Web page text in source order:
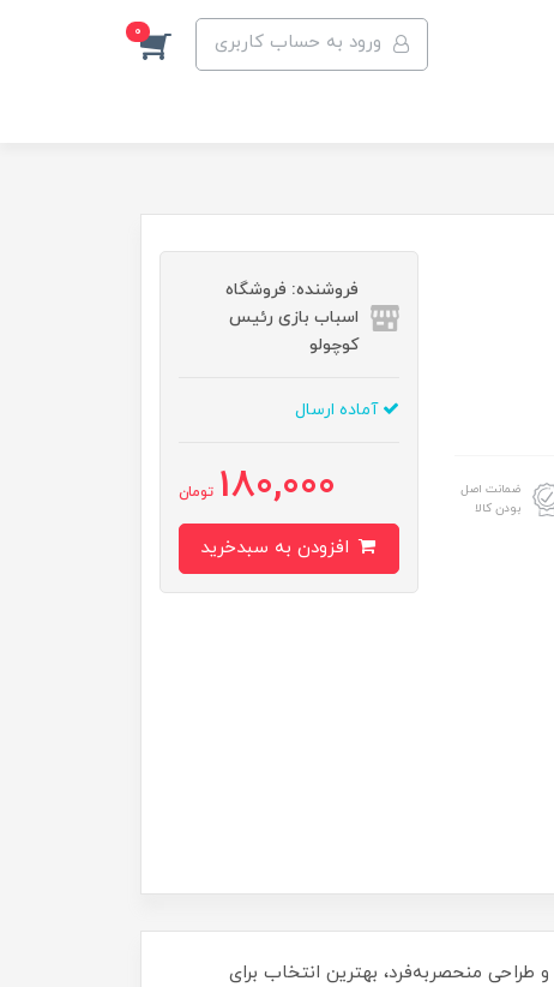
ورود به حساب کاربری 0
ضمانت اصل
بودن کالا
فروشنده: فروشگاه
اسباب بازی رئیس
کوچولو
آماده ارسال
180,000 تومان
طراحی منحصربه‌فرد، بهترین انتخاب برای